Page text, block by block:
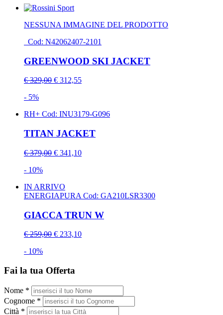
NESSUNA IMMAGINE DEL PRODOTTO
Cod: N42062407-2101
GREENWOOD SKI JACKET
€ 329,00 € 312,55
- 5%
RH+ Cod: INU3179-G096
TITAN JACKET
€ 379,00 € 341,10
- 10%
IN ARRIVO
ENERGIAPURA Cod: GA210LSR3300
GIACCA TRUN W
€ 259,00 € 233,10
- 10%
Fai la tua Offerta
Nome *
Cognome *
Città *